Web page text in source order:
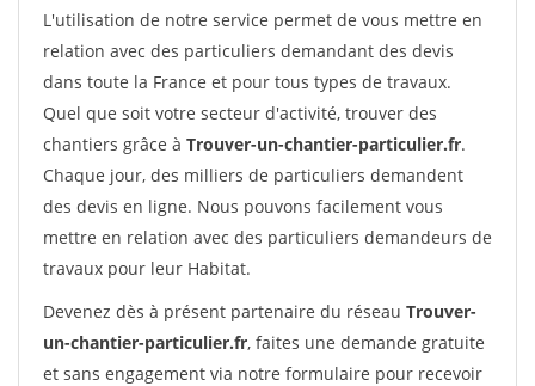
L'utilisation de notre service permet de vous mettre en
relation avec des particuliers demandant des devis
dans toute la France et pour tous types de travaux.
Quel que soit votre secteur d'activité, trouver des
chantiers grâce à Trouver-un-chantier-particulier.fr.
Chaque jour, des milliers de particuliers demandent
des devis en ligne. Nous pouvons facilement vous
mettre en relation avec des particuliers demandeurs de
travaux pour leur Habitat.
Devenez dès à présent partenaire du réseau Trouver-
un-chantier-particulier.fr, faites une demande gratuite
et sans engagement via notre formulaire pour recevoir